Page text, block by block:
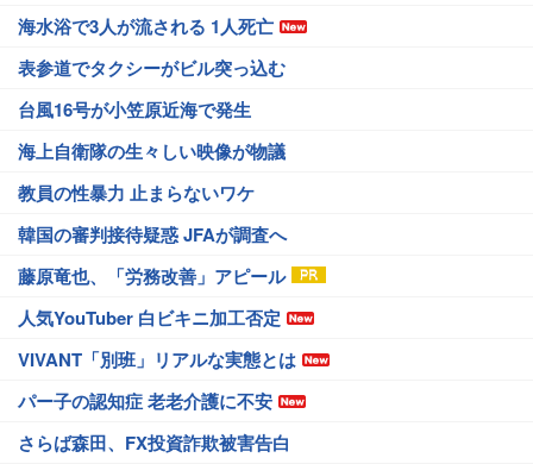
海水浴で3人が流される 1人死亡
表参道でタクシーがビル突っ込む
台風16号が小笠原近海で発生
海上自衛隊の生々しい映像が物議
教員の性暴力 止まらないワケ
韓国の審判接待疑惑 JFAが調査へ
藤原竜也、「労務改善」アピール
人気YouTuber 白ビキニ加工否定
VIVANT「別班」リアルな実態とは
パー子の認知症 老老介護に不安
さらば森田、FX投資詐欺被害告白